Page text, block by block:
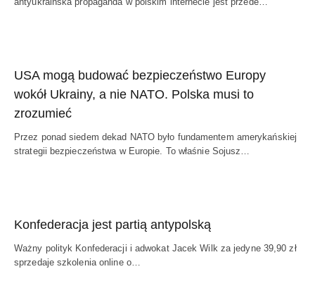
USA mogą budować bezpieczeństwo Europy
wokół Ukrainy, a nie NATO. Polska musi to
zrozumieć
Przez ponad siedem dekad NATO było fundamentem amerykańskiej
strategii bezpieczeństwa w Europie. To właśnie Sojusz…
Konfederacja jest partią antypolską
Ważny polityk Konfederacji i adwokat Jacek Wilk za jedyne 39,90 zł
sprzedaje szkolenia online o…